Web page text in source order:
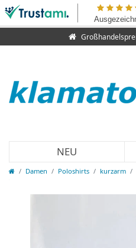
NEU
Damen Poloshirts kurzarm